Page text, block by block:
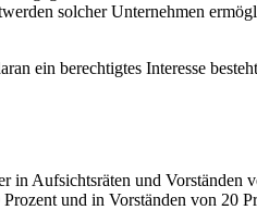
solcher Unternehmen
ein berechtigtes Interesse
Aufsichtsräten und Vorständen
und in Vorständen von